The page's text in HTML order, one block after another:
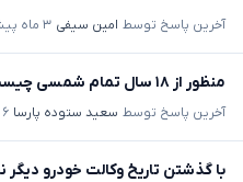
آخرین پاسخ توسط امین سیفی ۳ ماه پیش
منظور از ۱۸ سال تمام شمسی چیست؟
آخرین پاسخ توسط سعید ستوده پارسا ۶ سال پیش
با گذشتن تاریخ وکالت خودرو دیگر